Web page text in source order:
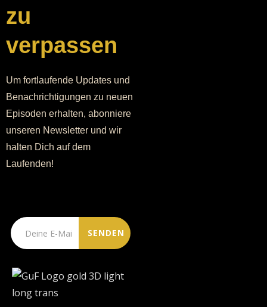
zu
verpassen
Um fortlaufende Updates und
Benachrichtigungen zu neuen
Episoden erhalten, abonniere
unseren Newsletter und wir
halten Dich auf dem
Laufenden!